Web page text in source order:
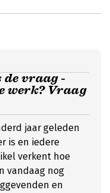
de vraag -
werk? Vraag
jaar geleden
is en iedere
verkent hoe
vandaag nog
en